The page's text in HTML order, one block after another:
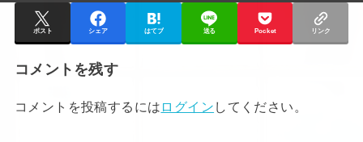
ポスト シェア はてブ 送る Pocket リンク
コメントを残す
コメントを投稿するには ログイン してください。